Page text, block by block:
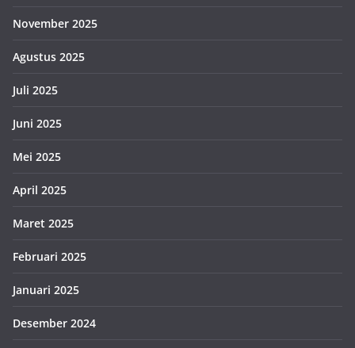
November 2025
Agustus 2025
Juli 2025
Juni 2025
Mei 2025
April 2025
Maret 2025
Februari 2025
Januari 2025
Desember 2024